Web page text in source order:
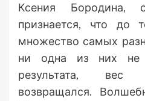
Ксения Бородина,
признается, что до
множество самых
ни одна из них не
результата, вес
возвращался.